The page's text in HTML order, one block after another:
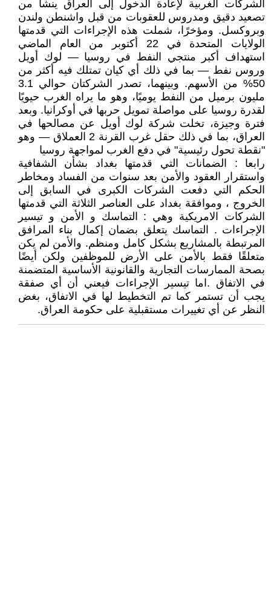
الشركات الغربية لإعادة الدخول إلى العراق ينشأ من
تصعيد دقيق ومدروس للعقوبات من قبل واشنطن ولندن
وبروكسل. ومؤخرًا، شملت هذه الإجراءات التي قدمتها
الولايات المتحدة في 22 أكتوبر من العام الماضي
استهداف أكبر منتجي النفط في روسيا — لوك أويل
وروس نفط — بما في ذلك أي كيان تمتلك فيه أكثر من
50% من الأسهم. وبينهما، تصدر الشركتان حوالي 3.1
مليون برميل من النفط يوميًا، وهو ما يراه الغرب حيويًا
لقدرة روسيا على مواصلة تمويل حربها في أوكرانيا. وبعد
فترة وجيزة، تخلت شركة لوك أويل عن مصالحها في
العراق، بما في ذلك حقل غرب القرنة 2 العملاق — وهو
"نقطة تحول رئيسية" في دفع الغرب لمواجهة روسيا
رابعا : الضمانات التي قدمتها بغداد بشأن الشفافية
واستقرار العقود والأمن بعد سنوات من الفساد ومخاطر
الحكم التي دفعت الشركات الكبرى في السابق إلى
الخروج ، وموافقة بغداد على العناصر الثلاثة التي قدمتها
الشركات الامريكية وهي : التماسك و الأمن و تيسير
الإجراءات . التماسك يتعلق بضمان إكمال بناء المرافق
المرتبطة بالمشاريع بشكل كامل ومنظم. والأمن لم يكن
متعلقًا فقط بالأمن على الأرض للموظفين ولكن أيضًا
بصحة الممارسات التجارية والقانونية الأساسية المتضمنة
في الاتفاق .اما تيسير الإجراءات فيعني أن أي صفقة
يجب أن تستمر كما تم التخطيط لها في الاتفاق، بغض
النظر عن أي تغييرات مستقبلية على حكومة العراق.